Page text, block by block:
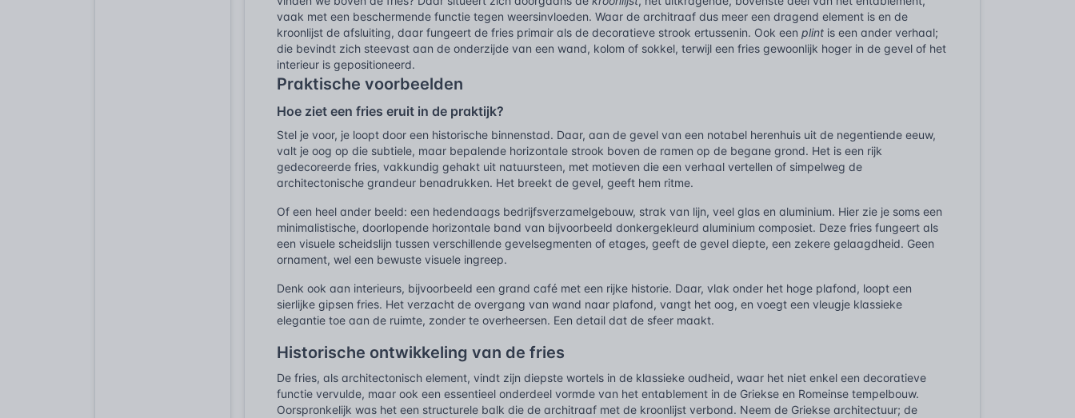
vaak met een beschermende functie tegen weersinvloeden. Waar de architraaf dus meer een dragend element is en de
kroonlijst de afsluiting, daar fungeert de fries primair als de decoratieve strook ertussenin. Ook eenplint is een ander verhaal;
die bevindt zich steevast aan de onderzijde van een wand, kolom of sokkel, terwijl een fries gewoonlijk hoger in de gevel of het
interieur is gepositioneerd.
Praktische voorbeelden
Hoe ziet een fries eruit in de praktijk?
Stel je voor, je loopt door een historische binnenstad. Daar, aan de gevel van een notabel herenhuis uit de negentiende eeuw,
valt je oog op die subtiele, maar bepalende horizontale strook boven de ramen op de begane grond. Het is een rijk
gedecoreerde fries, vakkundig gehakt uit natuursteen, met motieven die een verhaal vertellen of simpelweg de
architectonische grandeur benadrukken. Het breekt de gevel, geeft hem ritme.
Of een heel ander beeld: een hedendaags bedrijfsverzamelgebouw, strak van lijn, veel glas en aluminium. Hier zie je soms een
minimalistische, doorlopende horizontale band van bijvoorbeeld donkergekleurd aluminium composiet. Deze fries fungeert als
een visuele scheidslijn tussen verschillende gevelsegmenten of etages, geeft de gevel diepte, een zekere gelaagdheid. Geen
ornament, wel een bewuste visuele ingreep.
Denk ook aan interieurs, bijvoorbeeld een grand café met een rijke historie. Daar, vlak onder het hoge plafond, loopt een
sierlijke gipsen fries. Het verzacht de overgang van wand naar plafond, vangt het oog, en voegt een vleugje klassieke
elegantie toe aan de ruimte, zonder te overheersen. Een detail dat de sfeer maakt.
Historische ontwikkeling van de fries
De fries, als architectonisch element, vindt zijn diepste wortels in de klassieke oudheid, waar het niet enkel een decoratieve
functie vervulde, maar ook een essentieel onderdeel vormde van het entablement in de Griekse en Romeinse tempelbouw.
Oorspronkelijk was het een structurele balk die de architraaf met de kroonlijst verbond. Neem de Griekse architectuur; de